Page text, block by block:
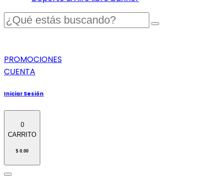
PROMOCIONES
CUENTA
Iniciar Sesión
0
CARRITO
$ 0.00